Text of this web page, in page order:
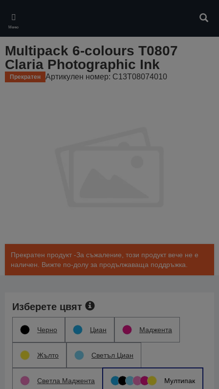
main
content
Меню
Multipack 6-colours T0807
Claria Photographic Ink
Прекратен Артикулен номер: C13T08074010
Прекратен продукт -За съжаление, този продукт вече не е
наличен. Вижте по-долу за продължаваща поддръжка.
Изберете цвят
Черно Циан Маджента
Жълто Светъл Циан
Светла Маджента Мултипак